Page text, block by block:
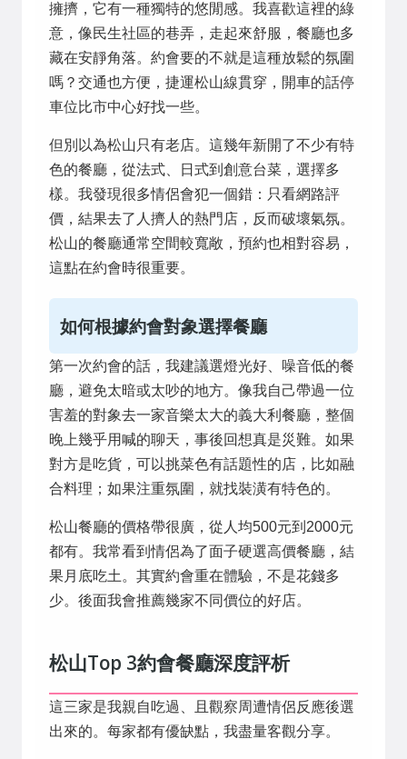
擁擠，它有一種獨特的悠閒感。我喜歡這裡的綠
意，像民生社區的巷弄，走起來舒服，餐廳也多
藏在安靜角落。約會要的不就是這種放鬆的氛圍
嗎？交通也方便，捷運松山線貫穿，開車的話停
車位比市中心好找一些。
但別以為松山只有老店。這幾年新開了不少有特
色的餐廳，從法式、日式到創意台菜，選擇多
樣。我發現很多情侶會犯一個錯：只看網路評
價，結果去了人擠人的熱門店，反而破壞氣氛。
松山的餐廳通常空間較寬敞，預約也相對容易，
這點在約會時很重要。
如何根據約會對象選擇餐廳
第一次約會的話，我建議選燈光好、噪音低的餐
廳，避免太暗或太吵的地方。像我自己帶過一位
害羞的對象去一家音樂太大的義大利餐廳，整個
晚上幾乎用喊的聊天，事後回想真是災難。如果
對方是吃貨，可以挑菜色有話題性的店，比如融
合料理；如果注重氛圍，就找裝潢有特色的。
松山餐廳的價格帶很廣，從人均500元到2000元
都有。我常看到情侶為了面子硬選高價餐廳，結
果月底吃土。其實約會重在體驗，不是花錢多
少。後面我會推薦幾家不同價位的好店。
松山Top 3約會餐廳深度評析
這三家是我親自吃過、且觀察周遭情侶反應後選
出來的。每家都有優缺點，我盡量客觀分享。